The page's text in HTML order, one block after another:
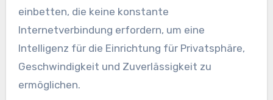
einbetten, die keine konstante
Internetverbindung erfordern, um eine
Intelligenz für die Einrichtung für Privatsphäre,
Geschwindigkeit und Zuverlässigkeit zu
ermöglichen.